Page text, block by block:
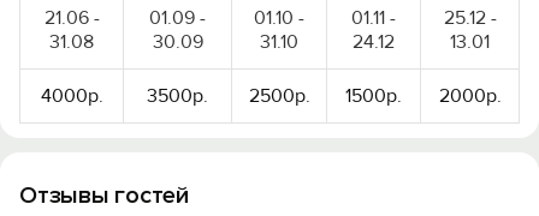
21.06 -
31.08
01.09 -
30.09
01.10 -
31.10
01.11 -
24.12
25.12 -
13.01
4000р. 3500р. 2500р. 1500р. 2000р.
Отзывы гостей